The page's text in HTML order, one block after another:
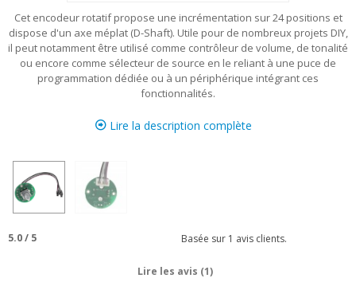
Cet encodeur rotatif propose une incrémentation sur 24 positions et
dispose d'un axe méplat (D-Shaft). Utile pour de nombreux projets DIY,
il peut notamment être utilisé comme contrôleur de volume, de tonalité
ou encore comme sélecteur de source en le reliant à une puce de
programmation dédiée ou à un périphérique intégrant ces
fonctionnalités.
Lire la description complète
5.0/ 5 Basée sur 1 avis clients.
Lire les avis (1)